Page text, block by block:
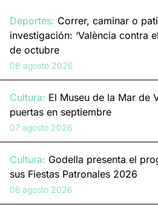
Deportes: Correr, caminar o
investigación: ‘València contra
de octubre
08 agosto 2026
Cultura: El Museu de la Mar de
puertas en septiembre
07 agosto 2026
Cultura: Godella presenta el
sus Fiestas Patronales 2026
06 agosto 2026